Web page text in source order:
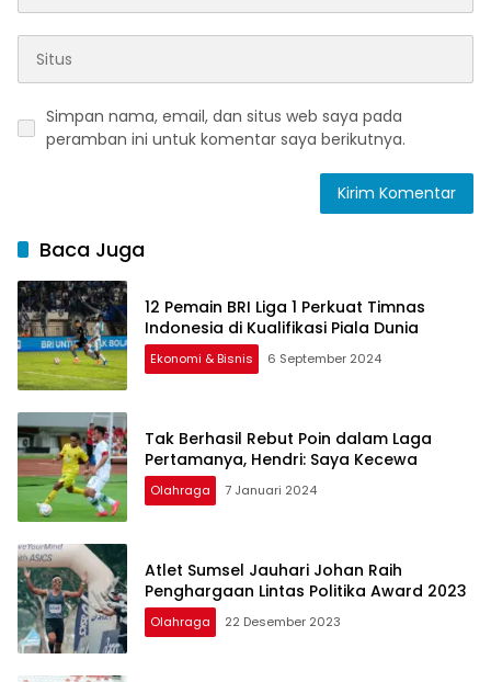
Simpan nama, email, dan situs web saya pada
peramban ini untuk komentar saya berikutnya.
Baca Juga
12 Pemain BRI Liga 1 Perkuat Timnas
Indonesia di Kualifikasi Piala Dunia
Ekonomi & Bisnis 6 September 2024
Tak Berhasil Rebut Poin dalam Laga
Pertamanya, Hendri: Saya Kecewa
Olahraga 7 Januari 2024
Atlet Sumsel Jauhari Johan Raih
Penghargaan Lintas Politika Award 2023
Olahraga 22 Desember 2023